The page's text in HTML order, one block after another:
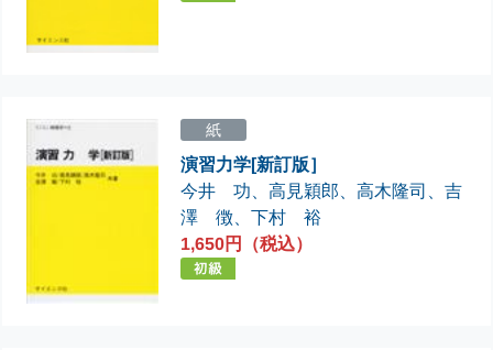
紙
演習力学[新訂版］
今井 功 、高見穎郎 、高木隆司 、吉
澤 徴 、下村 裕
1,650円（税込）